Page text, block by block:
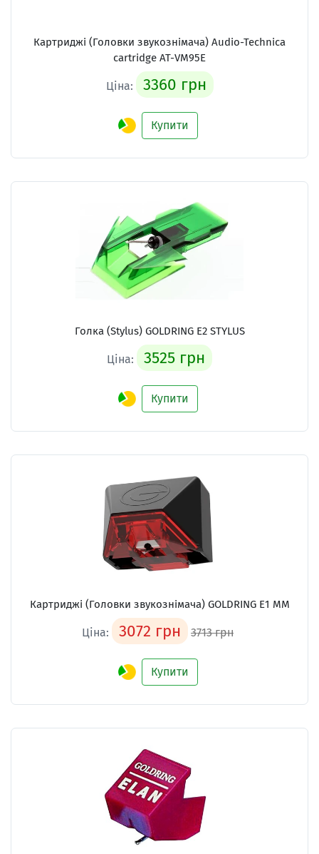
Картриджі (Головки звукознімача) Audio-Technica
cartridge AT-VM95E
Ціна: 3360 грн
Купити
Голка (Stylus) GOLDRING E2 STYLUS
Ціна: 3525 грн
Купити
Картриджі (Головки звукознімача) GOLDRING E1 MM
Ціна: 3072 грн 3713 грн
Купити